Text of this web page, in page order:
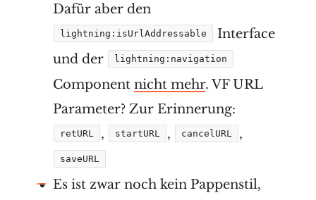
Dafür aber den
lightning:isUrlAddressable
Interface
und der
lightning:navigation
Component nicht mehr. VF URL
Parameter? Zur Erinnerung:
retURL , startURL , cancelURL ,
saveURL
Es ist zwar noch kein Pappenstil,